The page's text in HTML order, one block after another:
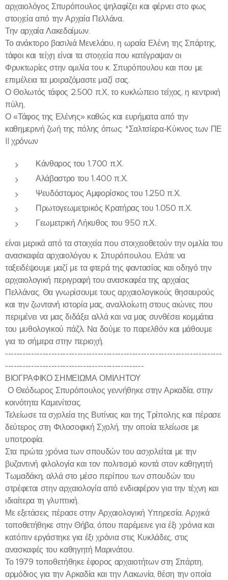
αρχαιολόγος Σπυρόπουλος ψηλαφίζει και φέρνει στο φως
στοιχεία από την Αρχαία Πελλάνα.
Την αρχαία Λακεδαίμων.
Το ανάκτορο βασιλιά Μενελάου, η ωραία Ελένη της Σπάρτης,
τάφοι και τείχη είναι τα στοιχεία που κατέγραψαν οι
Φρυκτωρίες στην ομιλία του κ. Σπυρόπουλου και που με
επιμέλεια τα μοιραζόμαστε μαζί σας.
Ο Θολωτός τάφος 2.500 π.Χ, το κυκλώπειο τείχος, η κεντρική
πύλη,
Ο «Τάφος της Ελένης» καθώς και ευρήματα από την
καθημερινή ζωή της πόλης όπως: *Σαλτσίερα-Κύκνος των ΠΕ
II χρόνων
Κάνθαρος του 1.700 π.Χ.
Αλάβαστρο του 1.400 π.Χ.
Ψευδόστομος Αμφορίσκος του 1.250 π.Χ.
Πρωτογεωμετρικός Κρατήρας του 1.050 π.Χ.
Γεωμετρική Λήκυθος του 950 π.Χ.
είναι μερικά από τα στοιχεία που στοιχειοθετούν την ομιλία του
ανασκαφέα αρχαιολόγου κ. Σπυρόπουλου. Ελάτε να
ταξειδέψουμε μαζί με τα φτερά της φαντασίας και οδηγό την
αρχαιολογική περιγραφή του ανασκαφέα της αρχαίας
Πελλάνας. Θα γνωρίσουμε τους αρχαιολογικούς θησαυρούς
και την ζωντανή ιστορία μας, αναλλοίωτη στους αιώνες που
περιμένει να μας διδάξει αλλά και να μας συνθέσει κομμάτια
του μυθολογικού πάζλ. Να δούμε το παρελθόν και μάθουμε
για το σήμερα στην περιοχή.
---------------------------------------------------------------------------
------------------------------------------------
ΒΙΟΓΡΑΦΙΚΟ ΣΗΜΕΙΩΜΑ ΟΜΙΛΗΤΟΥ
Ο Θεόδωρος Σπυρόπουλος γεννήθηκε στην Αρκαδία, στην
κοινότητα Καμενίτσας.
Τελείωσε τα σχολεία της Βυτίνας και της Τρίπολης και πέρασε
δεύτερος στη Φιλοσοφική Σχολή, την οποία τελείωσε με
υποτροφία.
Στα πρώτα χρόνια των σπουδών του ασχολείται με την
βυζαντινή φιλολογία και τον πολιτισμό κοντά στον καθηγητή
Τωμαδάκη, αλλά στο μέσο περίπου των σπουδών του
στρέφεται στην αρχαιολογία από ενδιαφέρον για την τέχνη και
ιδιαίτερα τη γλυπτική.
Με εξετάσεις πέρασε στην Αρχαιολογική Υπηρεσία. Αρχικά
τοποθετήθηκε στην Θήβα, όπου παρέμεινε για έξι χρόνια και
κατόπιν εργάστηκε για έξι χρόνια στις Κυκλάδες, στις
ανασκαφές του καθηγητή Μαρινάτου.
Το 1979 τοποθετήθηκε έφορος αρχαιοτήτων στη Σπάρτη,
αρμόδιος για την Αρκαδία και την Λακωνία, θέση την οποία